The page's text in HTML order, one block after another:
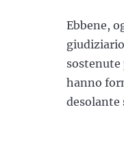
Ebbene,
sostenute
hanno
desolante